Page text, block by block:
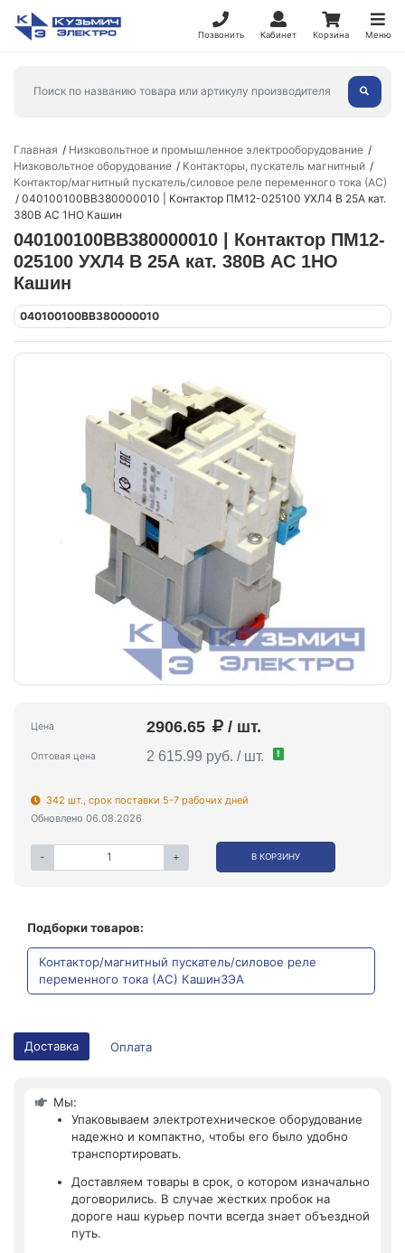
Позвонить Кабинет Корзина Меню
Главная
Низковольтное и промышленное электрооборудование
Низковольтное оборудование
Контакторы, пускатель магнитный
Контактор/магнитный пускатель/силовое реле переменного тока (АС)
040100100ВВ380000010 | Контактор ПМ12-025100 УХЛ4 В 25А кат.
380В AC 1НО Кашин
040100100ВВ380000010 | Контактор ПМ12-
025100 УХЛ4 В 25А кат. 380В AC 1НО
Кашин
040100100ВВ380000010
Цена 2906.65 / шт.
Оптовая цена 2 615.99 руб. / шт. !
342 шт., срок поставки 5-7 рабочих дней
Обновлено 06.08.2026
- + В КОРЗИНУ
Подборки товаров:
Контактор/магнитный пускатель/силовое реле
переменного тока (АС) КашинЗЭА
Доставка Оплата
Мы:
Упаковываем электротехническое оборудование
надежно и компактно, чтобы его было удобно
транспортировать.
Доставляем товары в срок, о котором изначально
договорились. В случае жестких пробок на
дороге наш курьер почти всегда знает объездной
путь.